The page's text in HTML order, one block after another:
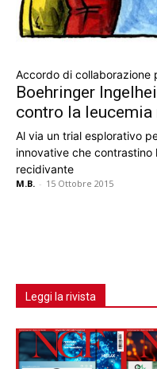
Accordo di collaborazione
Boehringer
contro la
Al via un trial esplorativo
innovative che contrastino
recidivante
M.B. - 15 Ottobre 2015
Leggi la rivista